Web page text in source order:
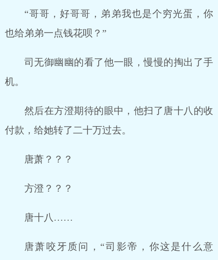
“哥哥，好哥哥，弟弟我也是个穷光蛋，你
也给弟弟一点钱花呗？”
司无御幽幽的看了他一眼，慢慢的掏出了手
机。
然后在方澄期待的眼中，他扫了唐十八的收
付款，给她转了二十万过去。
唐萧？？？
方澄？？？
唐十八……
唐萧咬牙质问，“司影帝，你这是什么意